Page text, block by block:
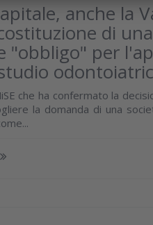
anche la
di
"obbligo" per
che ha confermato la
la domanda di una